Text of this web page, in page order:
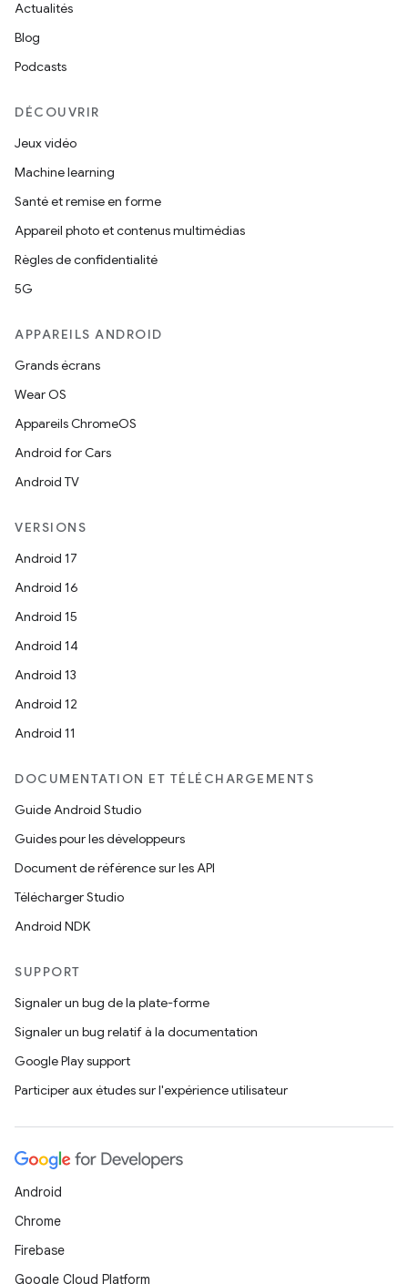
Actualités
Blog
Podcasts
DÉCOUVRIR
Jeux vidéo
Machine learning
Santé et remise en forme
Appareil photo et contenus multimédias
Règles de confidentialité
5G
APPAREILS ANDROID
Grands écrans
Wear OS
Appareils ChromeOS
Android for Cars
Android TV
VERSIONS
Android 17
Android 16
Android 15
Android 14
Android 13
Android 12
Android 11
DOCUMENTATION ET TÉLÉCHARGEMENTS
Guide Android Studio
Guides pour les développeurs
Document de référence sur les API
Télécharger Studio
Android NDK
SUPPORT
Signaler un bug de la plate-forme
Signaler un bug relatif à la documentation
Google Play support
Participer aux études sur l'expérience utilisateur
Android
Chrome
Firebase
Google Cloud Platform